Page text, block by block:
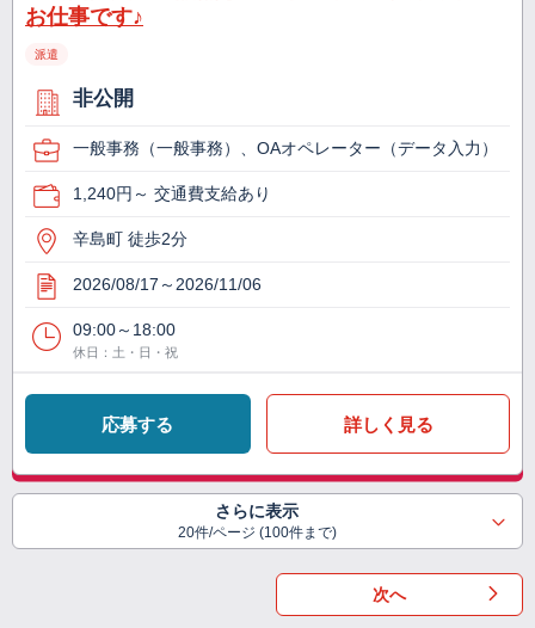
お仕事です♪
派遣
非公開
一般事務（一般事務）、OAオペレーター（データ入力）
1,240円～ 交通費支給あり
辛島町 徒歩2分
2026/08/17～2026/11/06
09:00～18:00
休日：土・日・祝
応募する 詳しく見る
さらに表示
20件/ページ (100件まで)
次へ